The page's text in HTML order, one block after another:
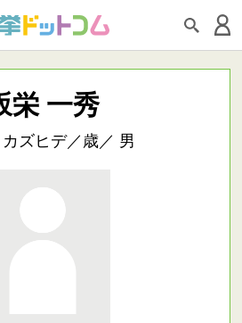
栄 一秀
ズヒデ／歳／ 男